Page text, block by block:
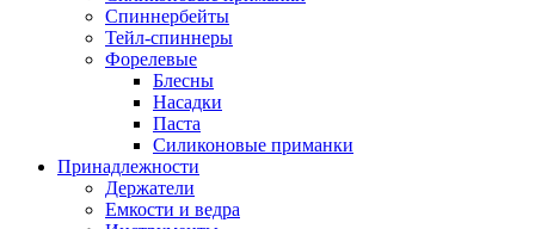
Спиннербейты
Тейл-спиннеры
Форелевые
Блесны
Насадки
Паста
Силиконовые приманки
Принадлежности
Держатели
Емкости и ведра